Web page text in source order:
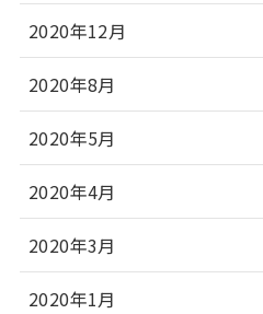
2020年12月
2020年8月
2020年5月
2020年4月
2020年3月
2020年1月